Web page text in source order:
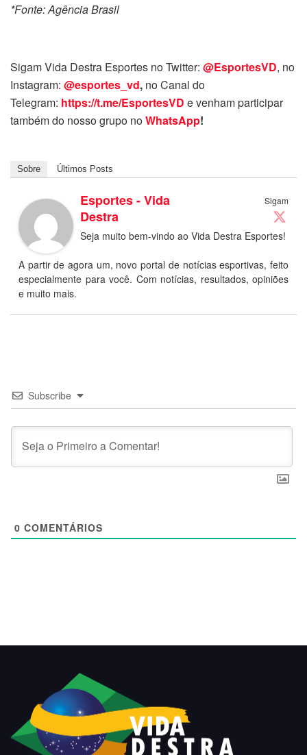
*Fonte: Agência Brasil
Sigam Vida Destra Esportes no Twitter: @EsportesVD, no
Instagram: @esportes_vd, no Canal do
Telegram: https://t.me/EsportesVD e venham participar
também do nosso grupo noWhatsApp!
Sobre Últimos Posts
Sigam
Esportes - Vida
Destra
Seja muito bem-vindo ao Vida Destra Esportes!
A partir de agora um, novo portal de notícias esportivas, feito
especialmente para você. Com notícias, resultados, opiniões
e muito mais.
Subscribe
0 COMENTÁRIOS